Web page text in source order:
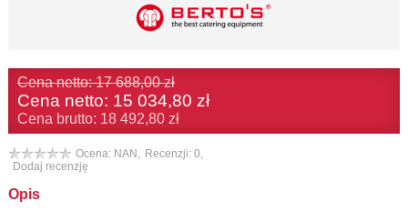
Cena netto: 17 688,00 zł
Cena netto: 15 034,80 zł
Cena brutto: 18 492,80 zł
Ocena: NAN, Recenzji: 0,
Dodaj recenzję
Opis